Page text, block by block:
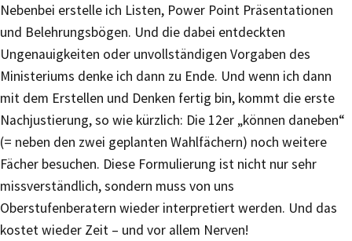
Nebenbei erstelle ich Listen, Power Point Präsentationen
und Belehrungsbögen. Und die dabei entdeckten
Ungenauigkeiten oder unvollständigen Vorgaben des
Ministeriums denke ich dann zu Ende. Und wenn ich dann
mit dem Erstellen und Denken fertig bin, kommt die erste
Nachjustierung, so wie kürzlich: Die 12er „können daneben“
(= neben den zwei geplanten Wahlfächern) noch weitere
Fächer besuchen. Diese Formulierung ist nicht nur sehr
missverständlich, sondern muss von uns
Oberstufenberatern wieder interpretiert werden. Und das
kostet wieder Zeit – und vor allem Nerven!